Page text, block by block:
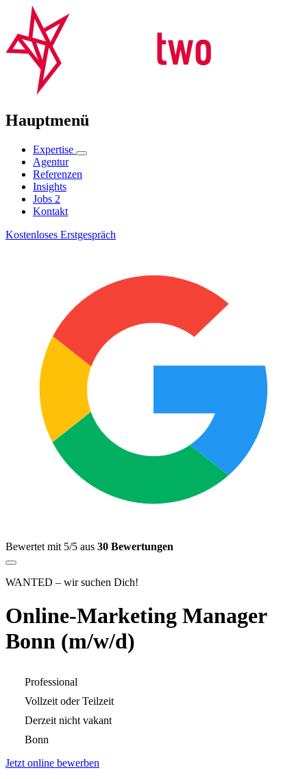
Hauptmenü
Expertise
Agentur
Referenzen
Insights
Jobs 2
Kontakt
Kostenloses Erstgespräch
Bewertet mit 5/5 aus 30 Bewertungen
WANTED – wir suchen Dich!
Online-Marketing Manager
Bonn (m/w/d)
Professional
Vollzeit oder Teilzeit
Derzeit nicht vakant
Bonn
Jetzt online bewerben